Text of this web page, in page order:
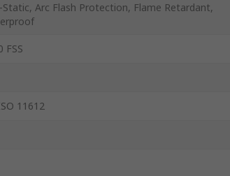
Arc Flash Protection, Flame Retardant,
FSS
11612